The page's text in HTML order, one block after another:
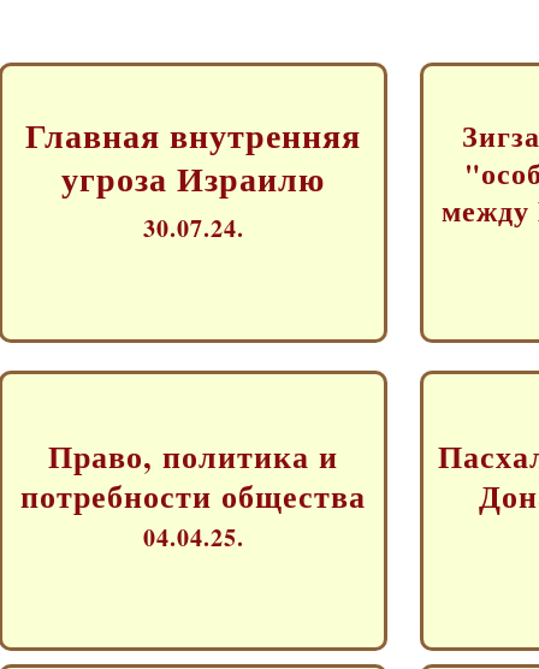
Право, политика и
потребности общества
04.04.25.
Главная внутренняя
угроза Израилю
30.07.24.